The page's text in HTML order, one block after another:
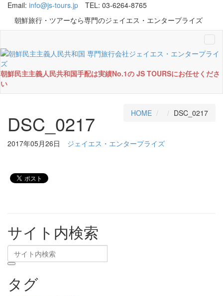
Email: info@js-tours.jp
TEL: 03-6264-8765
朝鮮旅行・ツアーなら専門のジェイエス・エンタープライズ
朝鮮民主主義人民共和国手配は実績No.1の JS TOURSにお任せくださ
い
DSC_0217 HOME DSC_0217
2017年05月26日 ジェイエス・エンタープライズ
サイト内検索
タグ